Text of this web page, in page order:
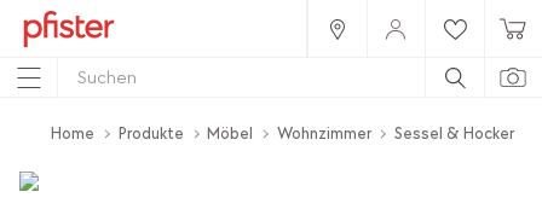
Home Produkte Möbel Wohnzimmer Sessel & Hocker